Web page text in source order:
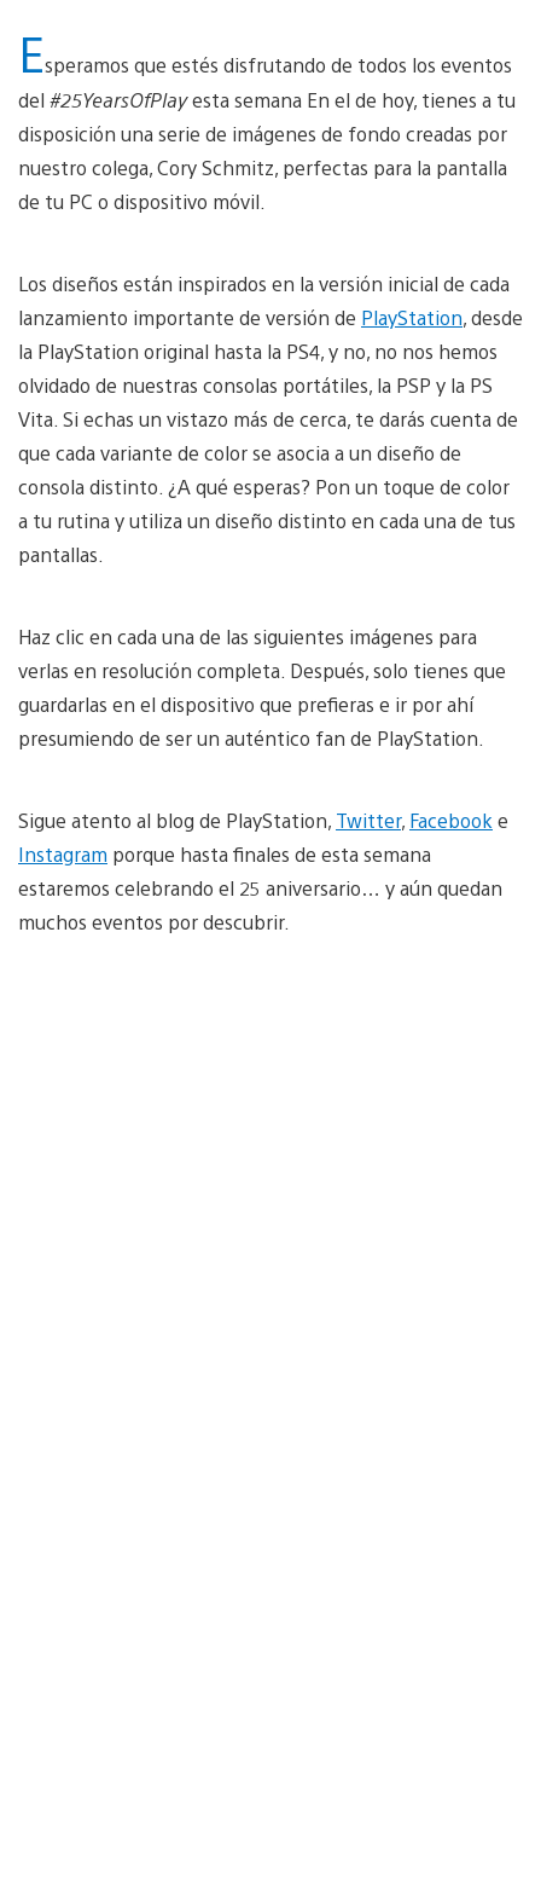
Esperamos que estés disfrutando de todos los eventos
del #25YearsOfPlayesta semana En el de hoy, tienes a tu
disposición una serie de imágenes de fondo creadas por
nuestro colega, Cory Schmitz, perfectas para la pantalla
de tu PC o dispositivo móvil.
Los diseños están inspirados en la versión inicial de cada
lanzamiento importante de versión de PlayStation, desde
la PlayStation original hasta la PS4, y no, no nos hemos
olvidado de nuestras consolas portátiles, la PSP y la PS
Vita. Si echas un vistazo más de cerca, te darás cuenta de
que cada variante de color se asocia a un diseño de
consola distinto. ¿A qué esperas? Pon un toque de color
a tu rutina y utiliza un diseño distinto en cada una de tus
pantallas.
Haz clic en cada una de las siguientes imágenes para
verlas en resolución completa. Después, solo tienes que
guardarlas en el dispositivo que prefieras e ir por ahí
presumiendo de ser un auténtico fan de PlayStation.
Sigue atento al blog de PlayStation, Twitter, Facebook e
Instagram porque hasta finales de esta semana
estaremos celebrando el 25 aniversario… y aún quedan
muchos eventos por descubrir.